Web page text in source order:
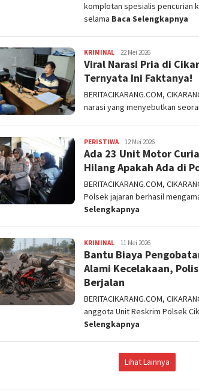
komplotan spesialis pencurian
selama Baca Selengkapnya
KRIMINAL admin
22 Mei 2026
Viral Narasi Pria di
Ternyata Ini Faktanya!
BERITACIKARANG.COM,
narasi yang menyebutkan
PERISTIWAadmin
12 Mei 2026
Ada 23 Unit Motor
Hilang Apakah Ada di
BERITACIKARANG.COM,
Polsek jajaran berhasil
Selengkapnya
KRIMINAL admin
11 Mei 2026
Bantu Biaya
Alami Kecelakaan,
Berjalan
BERITACIKARANG.COM,
anggota Unit Reskrim Polsek
Selengkapnya
Lihat Lainnya